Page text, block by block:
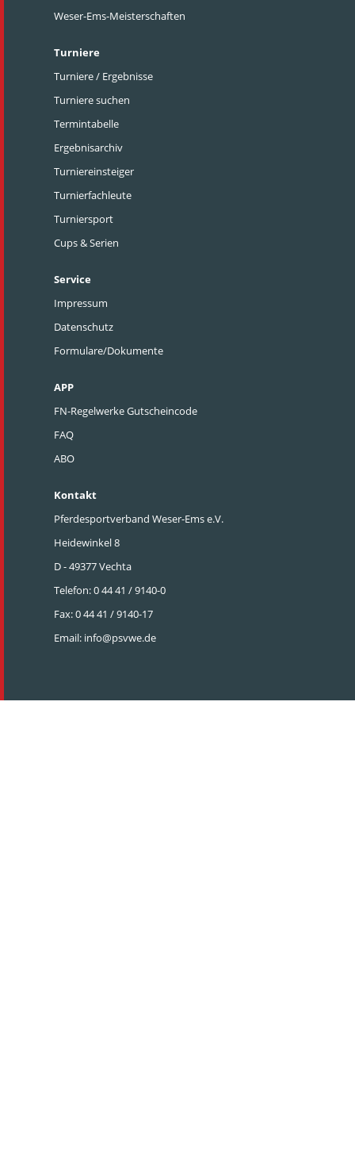
Weser-Ems-Meisterschaften
Turniere
Turniere / Ergebnisse
Turniere suchen
Termintabelle
Ergebnisarchiv
Turniereinsteiger
Turnierfachleute
Turniersport
Cups & Serien
Service
Impressum
Datenschutz
Formulare/Dokumente
APP
FN-Regelwerke Gutscheincode
FAQ
ABO
Kontakt
Pferdesportverband Weser-Ems e.V.
Heidewinkel 8
D - 49377 Vechta
Telefon: 0 44 41 / 9140-0
Fax: 0 44 41 / 9140-17
Email: info@psvwe.de